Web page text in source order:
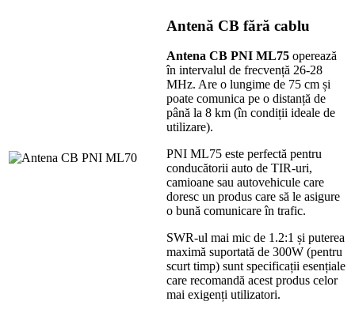
Antenă CB fără cablu
Antena CB PNI ML75 operează
în intervalul de frecvență 26-28
MHz. Are o lungime de 75 cm și
poate comunica pe o distanță de
până la 8 km (în condiții ideale de
utilizare).
PNI ML75 este perfectă pentru
conducătorii auto de TIR-uri,
camioane sau autovehicule care
doresc un produs care să le asigure
o bună comunicare în trafic.
SWR-ul mai mic de 1.2:1 și puterea
maximă suportată de 300W (pentru
scurt timp) sunt specificații esențiale
care recomandă acest produs celor
mai exigenți utilizatori.